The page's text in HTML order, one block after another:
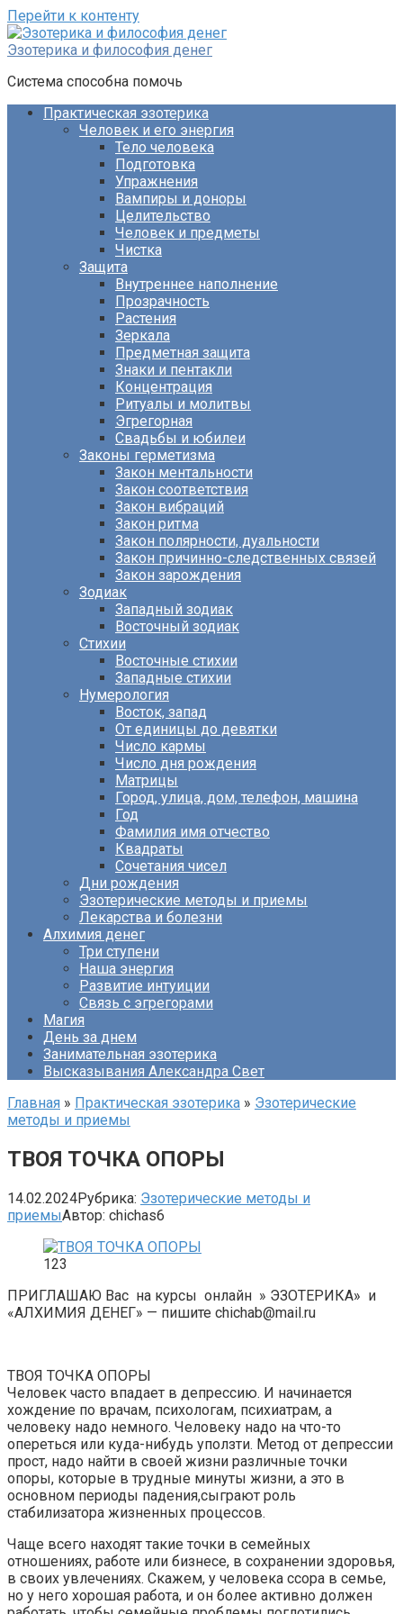
Перейти к контенту
Эзотерика и философия денег
Система способна помочь
Практическая эзотерика
Человек и его энергия
Тело человека
Подготовка
Упражнения
Вампиры и доноры
Целительство
Человек и предметы
Чистка
Защита
Внутреннее наполнение
Прозрачность
Растения
Зеркала
Предметная защита
Знаки и пентакли
Концентрация
Ритуалы и молитвы
Эгрегорная
Свадьбы и юбилеи
Законы герметизма
Закон ментальности
Закон соответствия
Закон вибраций
Закон ритма
Закон полярности, дуальности
Закон причинно-следственных связей
Закон зарождения
Зодиак
Западный зодиак
Восточный зодиак
Стихии
Восточные стихии
Западные стихии
Нумерология
Восток, запад
От единицы до девятки
Число кармы
Число дня рождения
Матрицы
Город, улица, дом, телефон, машина
Год
Фамилия имя отчество
Квадраты
Сочетания чисел
Дни рождения
Эзотерические методы и приемы
Лекарства и болезни
Алхимия денег
Три ступени
Наша энергия
Развитие интуиции
Связь с эгрегорами
Магия
День за днем
Занимательная эзотерика
Высказывания Александра Свет
Главная » Практическая эзотерика » Эзотерические
методы и приемы
ТВОЯ ТОЧКА ОПОРЫ
14.02.2024Рубрика: Эзотерические методы и
приемыАвтор: chichas6
123
ПРИГЛАШАЮ Вас на курсы онлайн » ЭЗОТЕРИКА» и
«АЛХИМИЯ ДЕНЕГ» — пишите chichab@mail.ru
ТВОЯ ТОЧКА ОПОРЫ
Человек часто впадает в депрессию. И начинается
хождение по врачам, психологам, психиатрам, а
человеку надо немного. Человеку надо на что-то
опереться или куда-нибудь уползти. Метод от депрессии
прост, надо найти в своей жизни различные точки
опоры, которые в трудные минуты жизни, а это в
основном периоды падения,сыграют роль
стабилизатора жизненных процессов.
Чаще всего находят такие точки в семейных
отношениях, работе или бизнесе, в сохранении здоровья,
в своих увлечениях. Скажем, у человека ссора в семье,
но у него хорошая работа, и он более активно должен